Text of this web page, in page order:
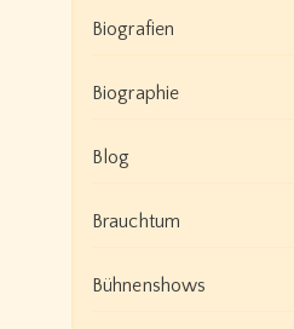
Biografien
Biographie
Blog
Brauchtum
Bühnenshows